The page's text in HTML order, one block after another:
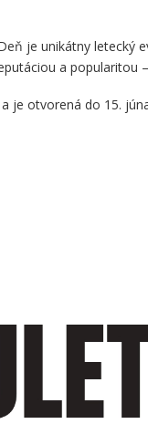
je unikátny letecký
a popularitou
je otvorená do 15.